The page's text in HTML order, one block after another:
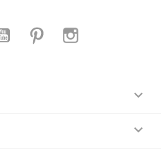
YouTube Pinterest

